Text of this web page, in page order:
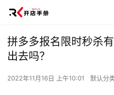
拼多多报名限时秒杀
出去吗？
2022年11月16日 上午10:01 默认分